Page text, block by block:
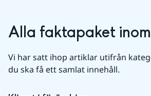
Alla faktapaket
Vi har satt ihop artiklar utifrån
du ska få ett samlat innehåll.